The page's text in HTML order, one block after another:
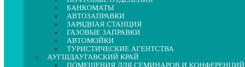
БАНКОМАТЫ
АВТОЗАПРАВКИ
ЗАРЯДНАЯ СТАНЦИЯ
ГАЗОВЫЕ ЗАПРАВКИ
АВТОМОЙКИ
ТУРИСТИЧЕСКИЕ АГЕНТСТВА
АУГШДАУГАВСКИЙ КРАЙ
ПОМЕЩЕНИЯ ДЛЯ СЕМИНАРОВ И КОНФЕРЕНЦИЙ